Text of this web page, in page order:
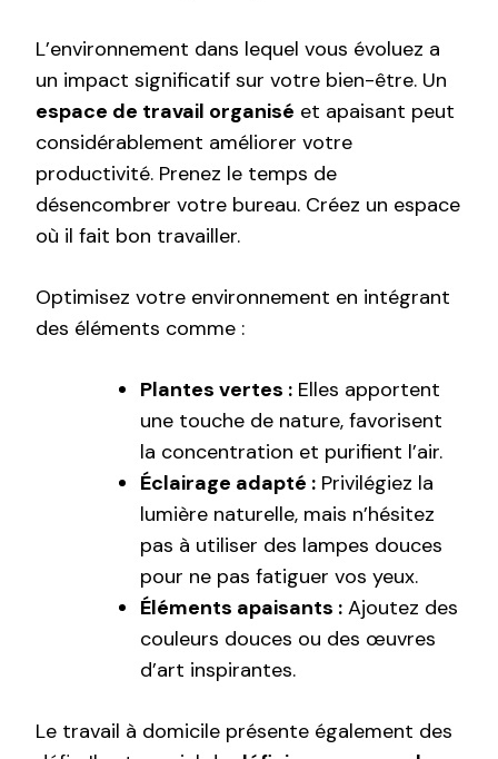
L’environnement dans lequel vous évoluez a
un impact significatif sur votre bien-être. Un
espace de travail organisé et apaisant peut
considérablement améliorer votre
productivité. Prenez le temps de
désencombrer votre bureau. Créez un espace
où il fait bon travailler.
Optimisez votre environnement en intégrant
des éléments comme :
Plantes vertes : Elles apportent
une touche de nature, favorisent
la concentration et purifient l’air.
Éclairage adapté : Privilégiez la
lumière naturelle, mais n’hésitez
pas à utiliser des lampes douces
pour ne pas fatiguer vos yeux.
Éléments apaisants : Ajoutez des
couleurs douces ou des œuvres
d’art inspirantes.
Le travail à domicile présente également des